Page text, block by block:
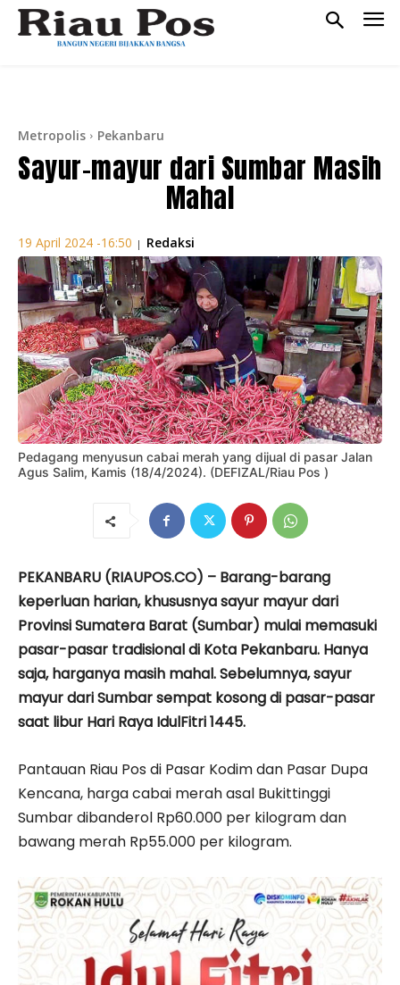
Metropolis Pekanbaru
Sayur-mayur dari Sumbar Masih
Mahal
19 April 2024 -16:50 | Redaksi
Pedagang menyusun ca­ba­i merah yang dijual di pasar Jalan
Agus Salim, Kamis (18/4/2024). (DEFIZAL/Riau Pos )
PEKANBARU (RIAUPOS.CO) – Barang-barang
keperluan harian, khususnya sayur mayur dari
Provinsi Sumatera Barat (Sumbar) mulai memasuki
pasar-pasar tradisional di Kota Pekanbaru. Hanya
saja, harganya masih mahal. Sebelumnya, sayur
mayur dari Sumbar sempat kosong di pasar-pasar
saat libur Hari Raya IdulFitri 1445.
Pantauan Riau Pos di Pasar Kodim dan Pasar Dupa
Kencana, harga cabai merah asal Bukittinggi
Sumbar dibanderol Rp60.000 per kilogram dan
bawang merah Rp55.000 per kilogram.